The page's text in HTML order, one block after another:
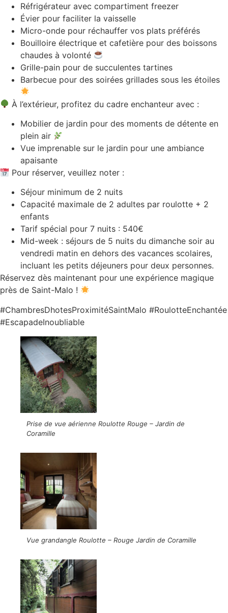
Réfrigérateur avec compartiment freezer
Évier pour faciliter la vaisselle
Micro-onde pour réchauffer vos plats préférés
Bouilloire électrique et cafetière pour des boissons
chaudes à volonté
Grille-pain pour de succulentes tartines
Barbecue pour des soirées grillades sous les étoiles
À l’extérieur, profitez du cadre enchanteur avec :
Mobilier de jardin pour des moments de détente en
plein air
Vue imprenable sur le jardin pour une ambiance
apaisante
Pour réserver, veuillez noter :
Séjour minimum de 2 nuits
Capacité maximale de 2 adultes par roulotte + 2
enfants
Tarif spécial pour 7 nuits : 540€
Mid-week : séjours de 5 nuits du dimanche soir au
vendredi matin en dehors des vacances scolaires,
incluant les petits déjeuners pour deux personnes.
Réservez dès maintenant pour une expérience magique
près de Saint-Malo !
#ChambresDhotesProximitéSaintMalo #RoulotteEnchantée
#EscapadeInoubliable
Prise de vue aérienne Roulotte Rouge – Jardin de
Coramille
Vue grandangle Roulotte – Rouge Jardin de Coramille